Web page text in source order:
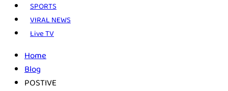
SPORTS
VIRAL NEWS
Live TV
Home
Blog
POSTIVE